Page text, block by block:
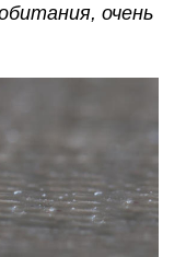
очень